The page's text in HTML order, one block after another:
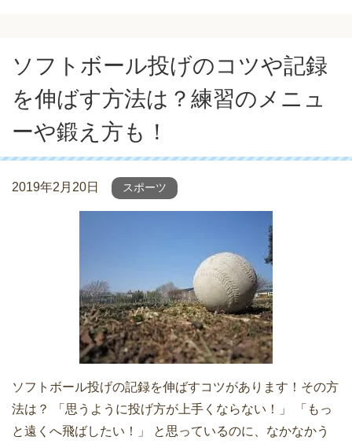
ソフトボール投げのコツや記録
を伸ばす方法は？練習のメニュ
ーや鍛え方も！
2019年2月20日 スポーツ
ソフトボール投げの記録を伸ばすコツがあります！その方
法は？ 「思うように投げ方が上手くならない！」 「もっ
と遠くへ飛ばしたい！」 と思っているのに、なかなかう